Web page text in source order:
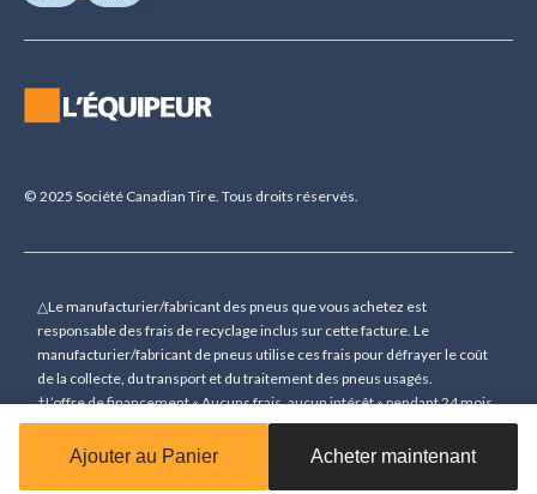
Ajouter au Panier Acheter maintenant
© 2025 Société Canadian Tire. Tous droits réservés.
△Le manufacturier/fabricant des pneus que vous achetez est
responsable des frais de recyclage inclus sur cette facture. Le
manufacturier/fabricant de pneus utilise ces frais pour défrayer le coût
de la collecte, du transport et du traitement des pneus usagés.
†L’offre de financement « Aucuns frais, aucun intérêt » pendant 24 mois
(sauf indication contraire) n’est accordée que sur demande sous
réserve d’une approbation de crédit préalable pour des achats de 150 $